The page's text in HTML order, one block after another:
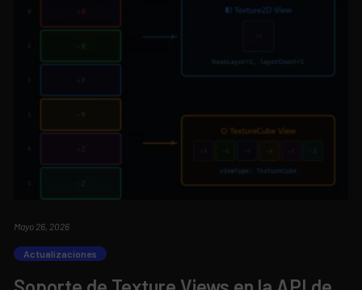
Mayo 26, 2026
Actualizaciones